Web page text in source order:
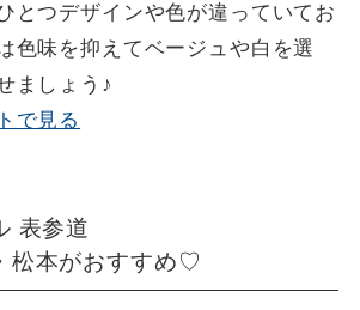
とつデザインや色が違っていてお
色味を抑えてベージュや白を選
ましょう♪
で見る
表参道
松本がおすすめ♡